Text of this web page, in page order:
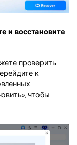
и восстановите
проверить
к
чтобы